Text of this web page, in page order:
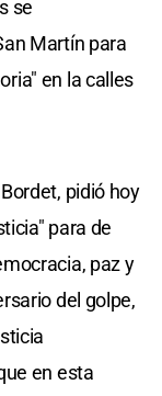
se
Martín para
en la calles
pidió hoy
para de
paz y
del golpe,
en esta